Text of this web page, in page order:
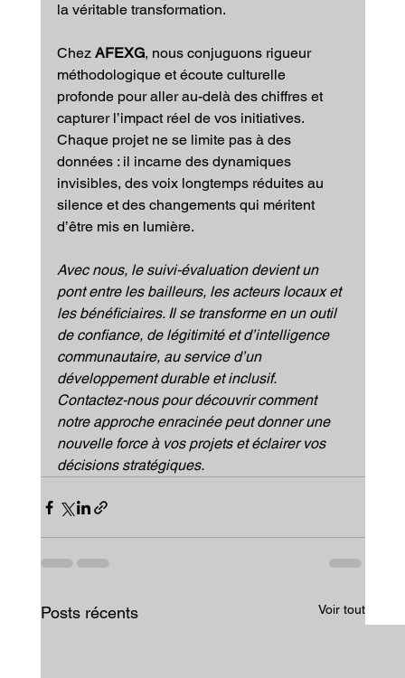
la véritable transformation.
Chez AFEXG, nous conjuguons rigueur
méthodologique et écoute culturelle
profonde pour aller au-delà des chiffres et
capturer l’impact réel de vos initiatives.
Chaque projet ne se limite pas à des
données : il incarne des dynamiques
invisibles, des voix longtemps réduites au
silence et des changements qui méritent
d’être mis en lumière.
Avec nous, le suivi-évaluation devient un
pont entre les bailleurs, les acteurs locaux et
les bénéficiaires. Il se transforme en un outil
de confiance, de légitimité et d’intelligence
communautaire, au service d’un
développement durable et inclusif.
Contactez-nous pour découvrir comment
notre approche enracinée peut donner une
nouvelle force à vos projets et éclairer vos
décisions stratégiques.
Posts récents Voir tout